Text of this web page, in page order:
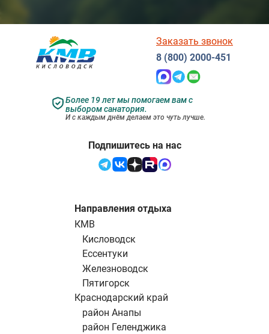
Подпишитесь на нас
Более 19 лет мы помогаем вам с
выбором санатория.
И с каждым днём делаем это чуть лучше.
Заказать звонок
8 (800) 2000-451
Направления отдыха
КМВ
Кисловодск
Ессентуки
Железноводск
Пятигорск
Краснодарский край
район Анапы
район Геленджика